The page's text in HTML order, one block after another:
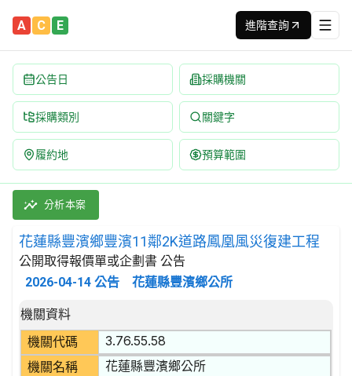
A C E 進階查詢
公告日 採購機關
採購類別 關鍵字
履約地 預算範圍
花蓮縣豐濱鄉豐濱11鄰2K道路鳳凰風災復建工程 招標公告
採購類別：工程類 其他土木工程 | 招標方式：公開取得報
分析本案
花蓮縣豐濱鄉豐濱11鄰2K道路鳳凰風災復建工程
公開取得報價單或企劃書 公告
2026-04-14 公告 花蓮縣豐濱鄉公所
招標公告詳細內容
機關資料
機關代碼
3.76.55.58
機關名稱 花蓮縣豐濱鄉公所